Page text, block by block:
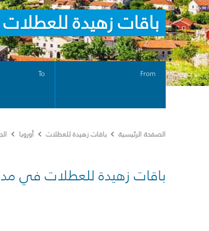
باقات زهيدة
From
To
الصفحة الرئيسية باقات زهيدة للعطلات أوروبا
باقات زهيدة للعطلات في